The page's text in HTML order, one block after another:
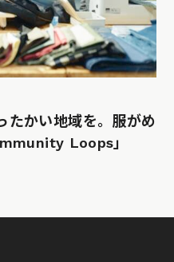
たかい地域を。服がめ
Loops」